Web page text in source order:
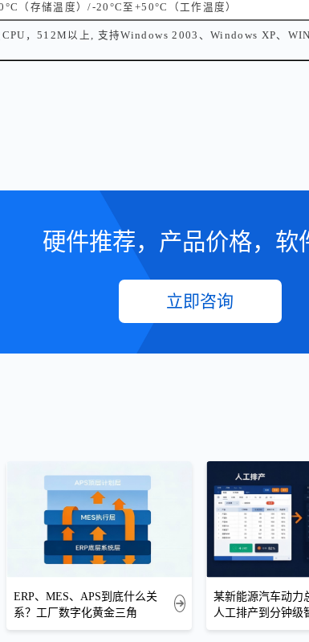
（存储温度）/-20°C至+50°C（工作温度）
CPU，512M以上, 支持Windows 2003、Windows XP、
硬件推荐，产品价格，软
立即咨询
ERP、MES、APS到底什么关
系？工厂数字化黄金三角
某新能源汽车动力
人工排产到分钟级